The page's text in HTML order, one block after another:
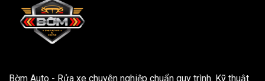
Bờm Auto - Rửa xe chuyên nghiệp chuẩn quy trình. Kỹ thuật